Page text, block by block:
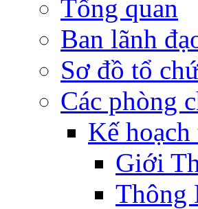
Tổng quan
Ban lãnh
Sơ đồ tổ
Các phòng
Kế
Giới
Thông